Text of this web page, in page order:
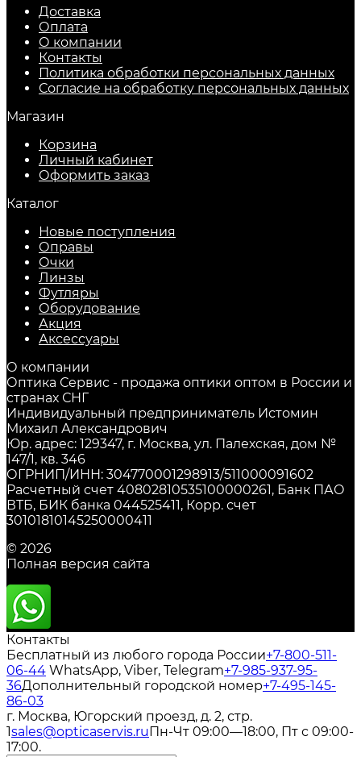
Доставка
Оплата
О компании
Контакты
Политика обработки персональных данных
Согласие на обработку персональных данных
Магазин
Корзина
Личный кабинет
Оформить заказ
Каталог
Новые поступления
Оправы
Очки
Линзы
Футляры
Оборудование
Акция
Аксессуары
О компании
Оптика Сервис - продажа оптики оптом в России и
странах СНГ
Индивидуальный предприниматель Истомин
Михаил Александрович
Юр. адрес: 129347, г. Москва, ул. Палехская, дом №
147/1, кв. 346
ОГРНИП/ИНН: 304770001298913/511000091602
Расчетный счет 40802810535100000261, Банк ПАО
ВТБ, БИК банка 044525411, Корр. счет
30101810145250000411
© 2026
Полная версия сайта
Контакты
Бесплатный из любого города России+7-800-511-
06-44 WhatsApp, Viber, Telegram+7-985-937-95-
36Дополнительный городской номер+7-495-145-
86-03
г. Москва, Югорский проезд, д. 2, стр.
1sales@opticaservis.ruПн-Чт 09:00—18:00, Пт с 09:00-
17:00.